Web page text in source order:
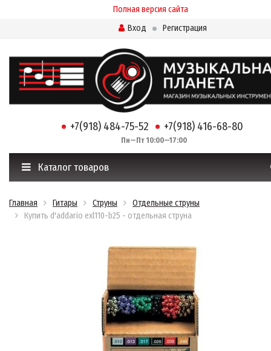
Полная версия сайта
Вход
Регистрация
+7(918) 484-75-52 +7(918) 416-68-80
Пн—Пт 10:00—17:00
Каталог товаров
Главная Гитары Струны
Отдельные струны
Купить d'addario exl110-b25 - отдельная струна